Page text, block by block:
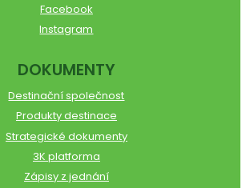
Facebook
Instagram
DOKUMENTY
Destinační společnost
Produkty destinace
Strategické dokumenty
3K platforma
Zápisy z jednání